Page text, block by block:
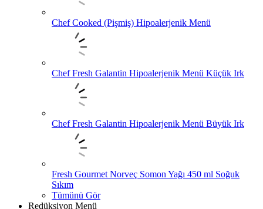
Chef Cooked (Pişmiş) Hipoalerjenik Menü
Chef Fresh Galantin Hipoalerjenik Menü Küçük Irk
Chef Fresh Galantin Hipoalerjenik Menü Büyük Irk
Fresh Gourmet Norveç Somon Yağı 450 ml Soğuk
Sıkım
Tümünü Gör
Redüksiyon Menü